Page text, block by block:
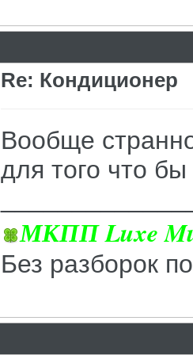
Re: Кондиционер
Вообще
для того что
МКПП Luxe
Без разборок